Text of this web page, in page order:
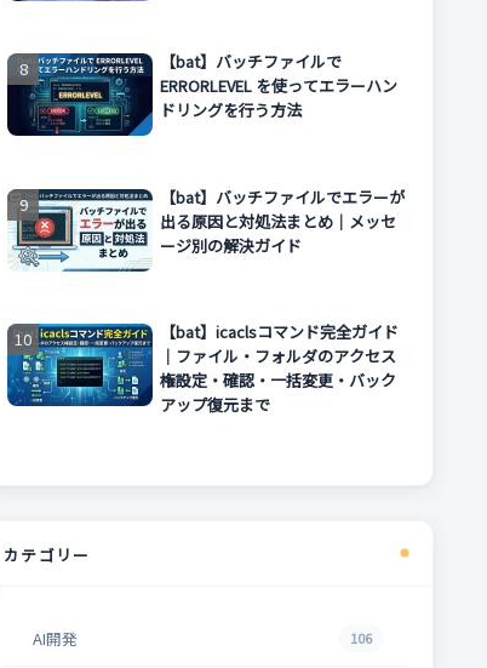
【bat】バッチファイルで
ERRORLEVEL を使ってエラーハン
ドリングを行う方法
【bat】バッチファイルでエラーが
出る原因と対処法まとめ｜メッセ
ージ別の解決ガイド
【bat】icaclsコマンド完全ガイド
｜ファイル・フォルダのアクセス
権設定・確認・一括変更・バック
アップ復元まで
カテゴリー
AI開発 106